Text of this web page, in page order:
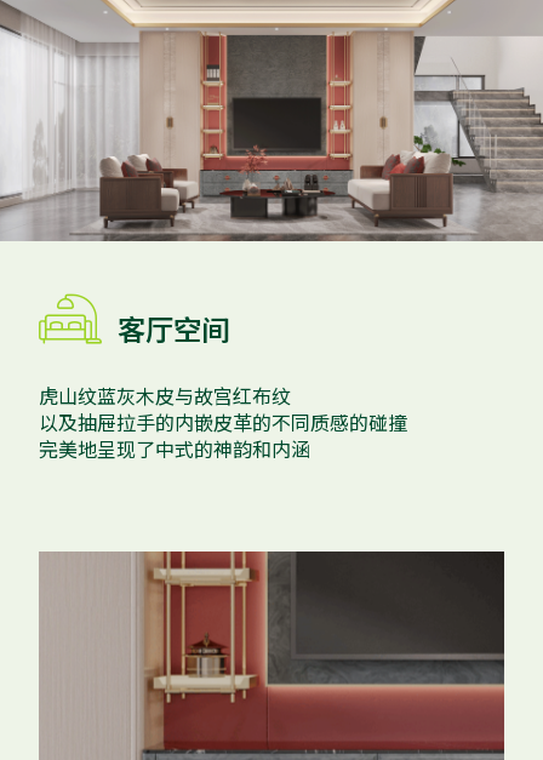
 客厅空间
虎山纹蓝灰木皮与故宫红布纹
以及抽屉拉手的内嵌皮革的不同质感的碰撞
完美地呈现了中式的神韵和内涵